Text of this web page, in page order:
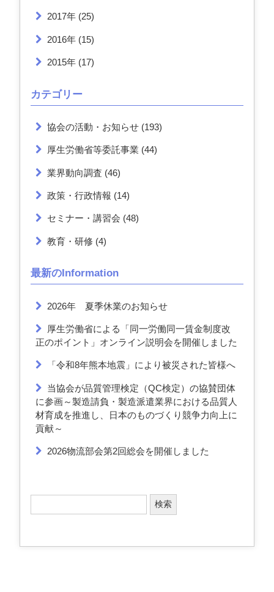
2017年(25)
2016年(15)
2015年(17)
カテゴリー
協会の活動・お知らせ(193)
厚生労働省等委託事業 (44)
業界動向調査 (46)
政策・行政情報 (14)
セミナー・講習会 (48)
教育・研修 (4)
最新のInformation
2026年 夏季休業のお知らせ
厚生労働省による「同一労働同一賃金制度改
正のポイント」オンライン説明会を開催しました
「令和8年熊本地震」により被災された皆様へ
当協会が品質管理検定（QC検定）の協賛団体
に参画～製造請負・製造派遣業界における品質人
材育成を推進し、日本のものづくり競争力向上に
貢献～
2026物流部会第2回総会を開催しました
索